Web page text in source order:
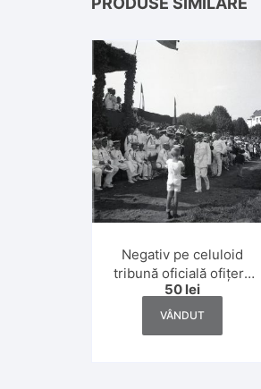
Negativ pe celuloid
tribună oficială ofițeri,
România, anii 1930
50 lei
VÂNDUT